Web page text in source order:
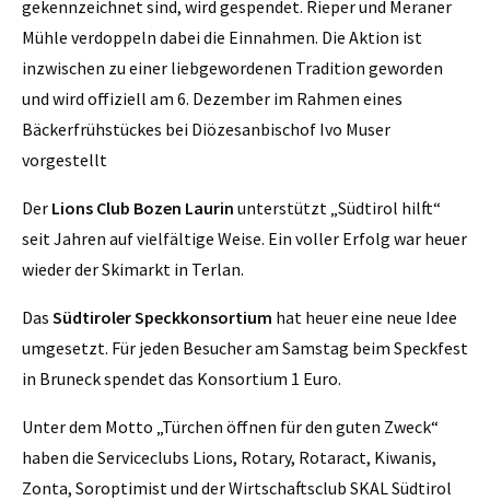
gekennzeichnet sind, wird gespendet. Rieper und Meraner
Mühle verdoppeln dabei die Einnahmen. Die Aktion ist
inzwischen zu einer liebgewordenen Tradition geworden
und wird offiziell am 6. Dezember im Rahmen eines
Bäckerfrühstückes bei Diözesanbischof Ivo Muser
vorgestellt
Der Lions Club Bozen Laurin unterstützt „Südtirol hilft“
seit Jahren auf vielfältige Weise. Ein voller Erfolg war heuer
wieder der Skimarkt in Terlan.
Das Südtiroler Speckkonsortium hat heuer eine neue Idee
umgesetzt. Für jeden Besucher am Samstag beim Speckfest
in Bruneck spendet das Konsortium 1 Euro.
Unter dem Motto „Türchen öffnen für den guten Zweck“
haben die Serviceclubs Lions, Rotary, Rotaract, Kiwanis,
Zonta, Soroptimist und der Wirtschaftsclub SKAL Südtirol